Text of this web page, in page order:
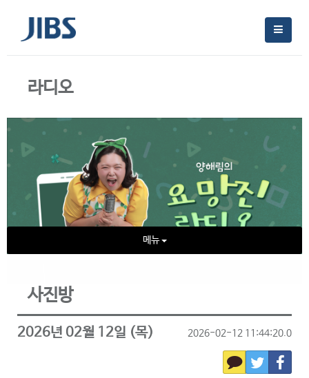
라디오
메뉴
사진방
2026년 02월 12일 (목) 2026-02-12 11:44:20.0